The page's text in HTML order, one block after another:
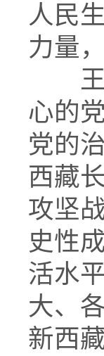
人民
力量
心的
党的
西藏
攻坚
史性
活水
大、
新西